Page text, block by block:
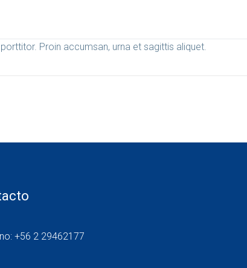
Proin accumsan, urna et sagittis aliquet.
+56 2 29462177